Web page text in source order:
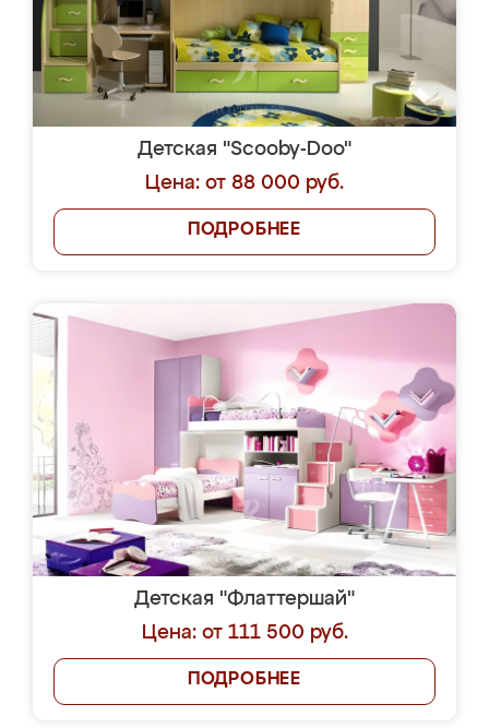
Детская "Scooby-Doo"
Цена: от 88 000 руб.
ПОДРОБНЕЕ
Детская "Флаттершай"
Цена: от 111 500 руб.
ПОДРОБНЕЕ